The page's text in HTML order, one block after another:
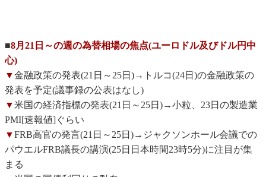
■8月21日～の週の為替相場の焦点(ユーロドル及びドル円中
心)
▼金融政策の発表(21日～25日)→トルコ(24日)の金融政策の
発表を予定(議事録の公表はなし)
▼米国の経済指標の発表(21日～25日)→小粒、23日の製造業
PMI[速報値]ぐらい
▼FRB高官の発言(21日～25日)→ジャクソンホール会議での
パウエルFRB議長の講演(25日日本時間23時5分)に注目が集
まる